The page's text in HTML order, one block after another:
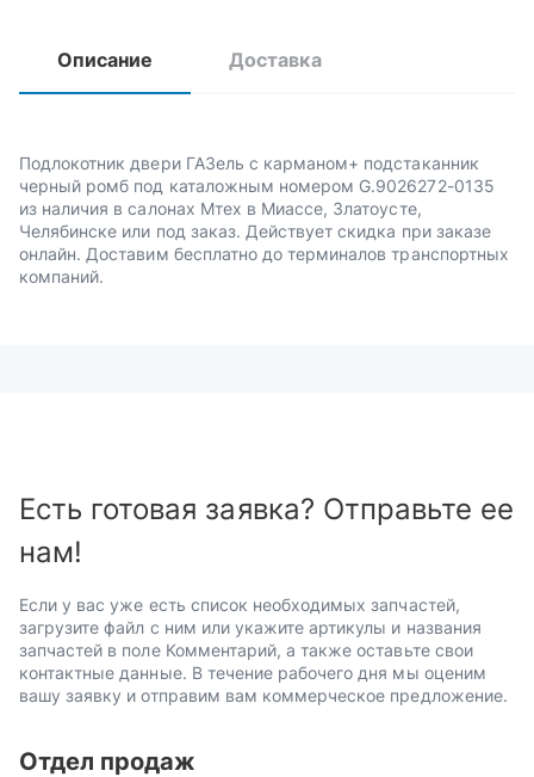
Описание Доставка
Подлокотник двери ГАЗель с карманом+ подстаканник
черный ромб под каталожным номером G.9026272-0135
из наличия в салонах Мтех в Миассе, Златоусте,
Челябинске или под заказ. Действует скидка при заказе
онлайн. Доставим бесплатно до терминалов транспортных
компаний.
Есть готовая заявка? Отправьте ее
нам!
Если у вас уже есть список необходимых запчастей,
загрузите файл с ним или укажите артикулы и названия
запчастей в поле Комментарий, а также оставьте свои
контактные данные. В течение рабочего дня мы оценим
вашу заявку и отправим вам коммерческое предложение.
Отдел продаж